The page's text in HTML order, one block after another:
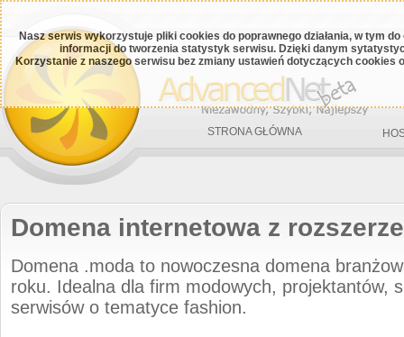
Nasz serwis wykorzystuje pliki cookies do poprawnego działania, w tym
informacji do tworzenia statystyk serwisu. Dzięki danym
Korzystanie z naszego serwisu bez zmiany ustawień dotyczących cookies
STRONA GŁÓWNA
Domena internetowa z
Domena .moda to nowoczesna domena
roku. Idealna dla firm modowych, projektantów,
serwisów o tematyce fashion.